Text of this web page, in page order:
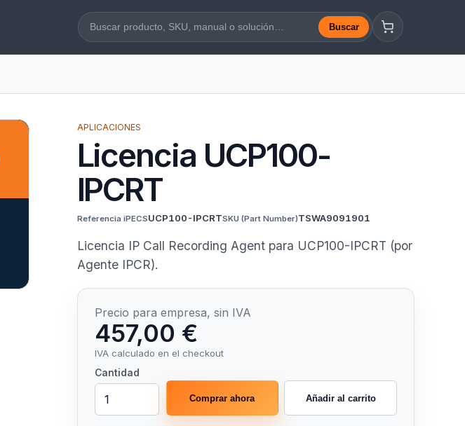
Buscar en la web Buscar
APLICACIONES
Licencia UCP100-
IPCRT
Referencia iPECSUCP100-IPCRTSKU (Part Number)TSWA9091901
Licencia IP Call Recording Agent para UCP100-IPCRT (por
Agente IPCR).
Precio para empresa, sin IVA
457,00 €
IVA calculado en el checkout
Cantidad
Comprar ahora Añadir al carrito